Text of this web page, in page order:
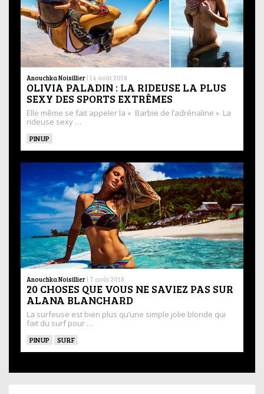
Anouchka Noisillier | 14 août 2018
OLIVIA PALADIN : LA RIDEUSE LA PLUS
SEXY DES SPORTS EXTRÊMES
Elle même se fait appeler la « Barbie de l’adrénaline ». La
rideuse sexy …
PINUP
Anouchka Noisillier | 7 août 2018
20 CHOSES QUE VOUS NE SAVIEZ PAS SUR
ALANA BLANCHARD
La surfeuse est bien plus qu’une simple jolie blonde qui
fait du surf pour …
PINUP SURF